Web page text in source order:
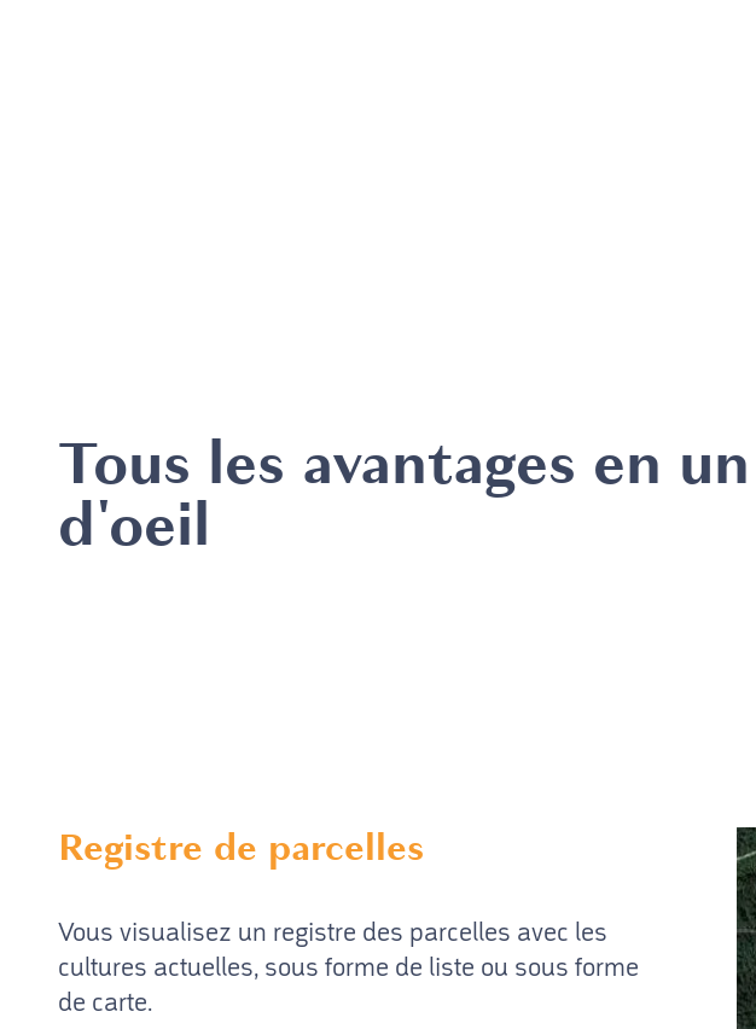
Tous les avantages en
d'oeil
Registre de parcelles
Vous visualisez un registre des parcelles avec les
cultures actuelles, sous forme de liste ou sous forme
de carte.